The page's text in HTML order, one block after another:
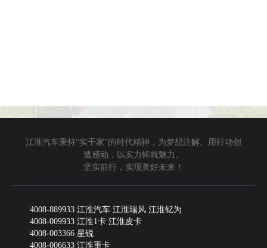
江淮汽车秉持“实干家”的时代精神，为梦想注解。用行动创
造感动，以实力铸就魅力。
坚实前行，实现美好未来！
4008-889933 江淮汽车 江淮瑞风 江淮钇为
4008-009933 江淮1卡 江淮皮卡
4008-003366 星锐
4008-006633 江淮重卡